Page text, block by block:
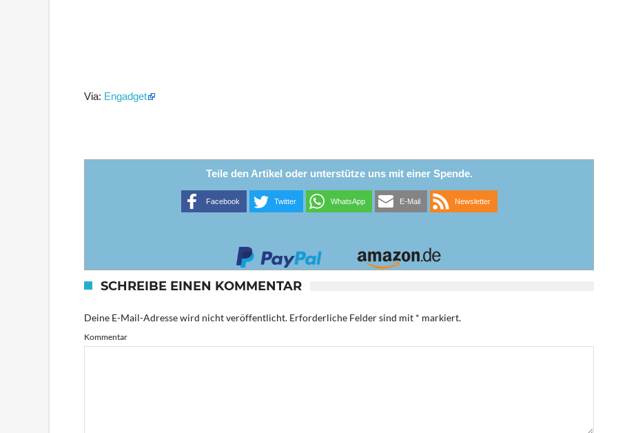
Via: Engadget
Teile den Artikel oder unterstütze uns mit einer Spende.
Facebook Twitter WhatsApp E-Mail Newsletter
SCHREIBE EINEN KOMMENTAR
Deine E-Mail-Adresse wird nicht veröffentlicht. Erforderliche Felder sind mit * markiert.
Kommentar